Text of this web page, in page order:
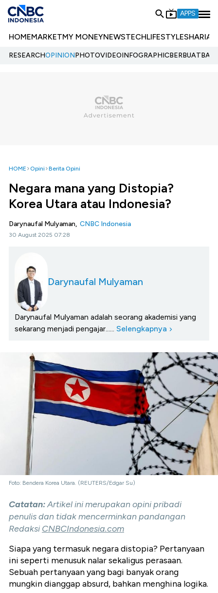
APPS
HOMEMARKETMY MONEYNEWSTECHLIFESTYLESHARIA
RESEARCHOPINIONPHOTOVIDEOINFOGRAPHIC
HOME Opini Berita Opini
Negara mana yang Distopia?
Korea Utara atau Indonesia?
Darynaufal Mulyaman, CNBC Indonesia
30 August 2025 07:28
Darynaufal Mulyaman
Darynaufal Mulyaman adalah seorang akademisi yang
sekarang menjadi pengajar...... Selengkapnya
Foto: Bendera Korea Utara. (REUTERS/Edgar Su)
Catatan:Artikel ini merupakan opini pribadi
penulis dan tidak mencerminkan pandangan
Redaksi CNBCIndonesia.com
Siapa yang termasuk negara distopia? Pertanyaan
ini seperti menusuk nalar sekaligus perasaan.
Sebuah pertanyaan yang bagi banyak orang
mungkin dianggap absurd, bahkan menghina logika.